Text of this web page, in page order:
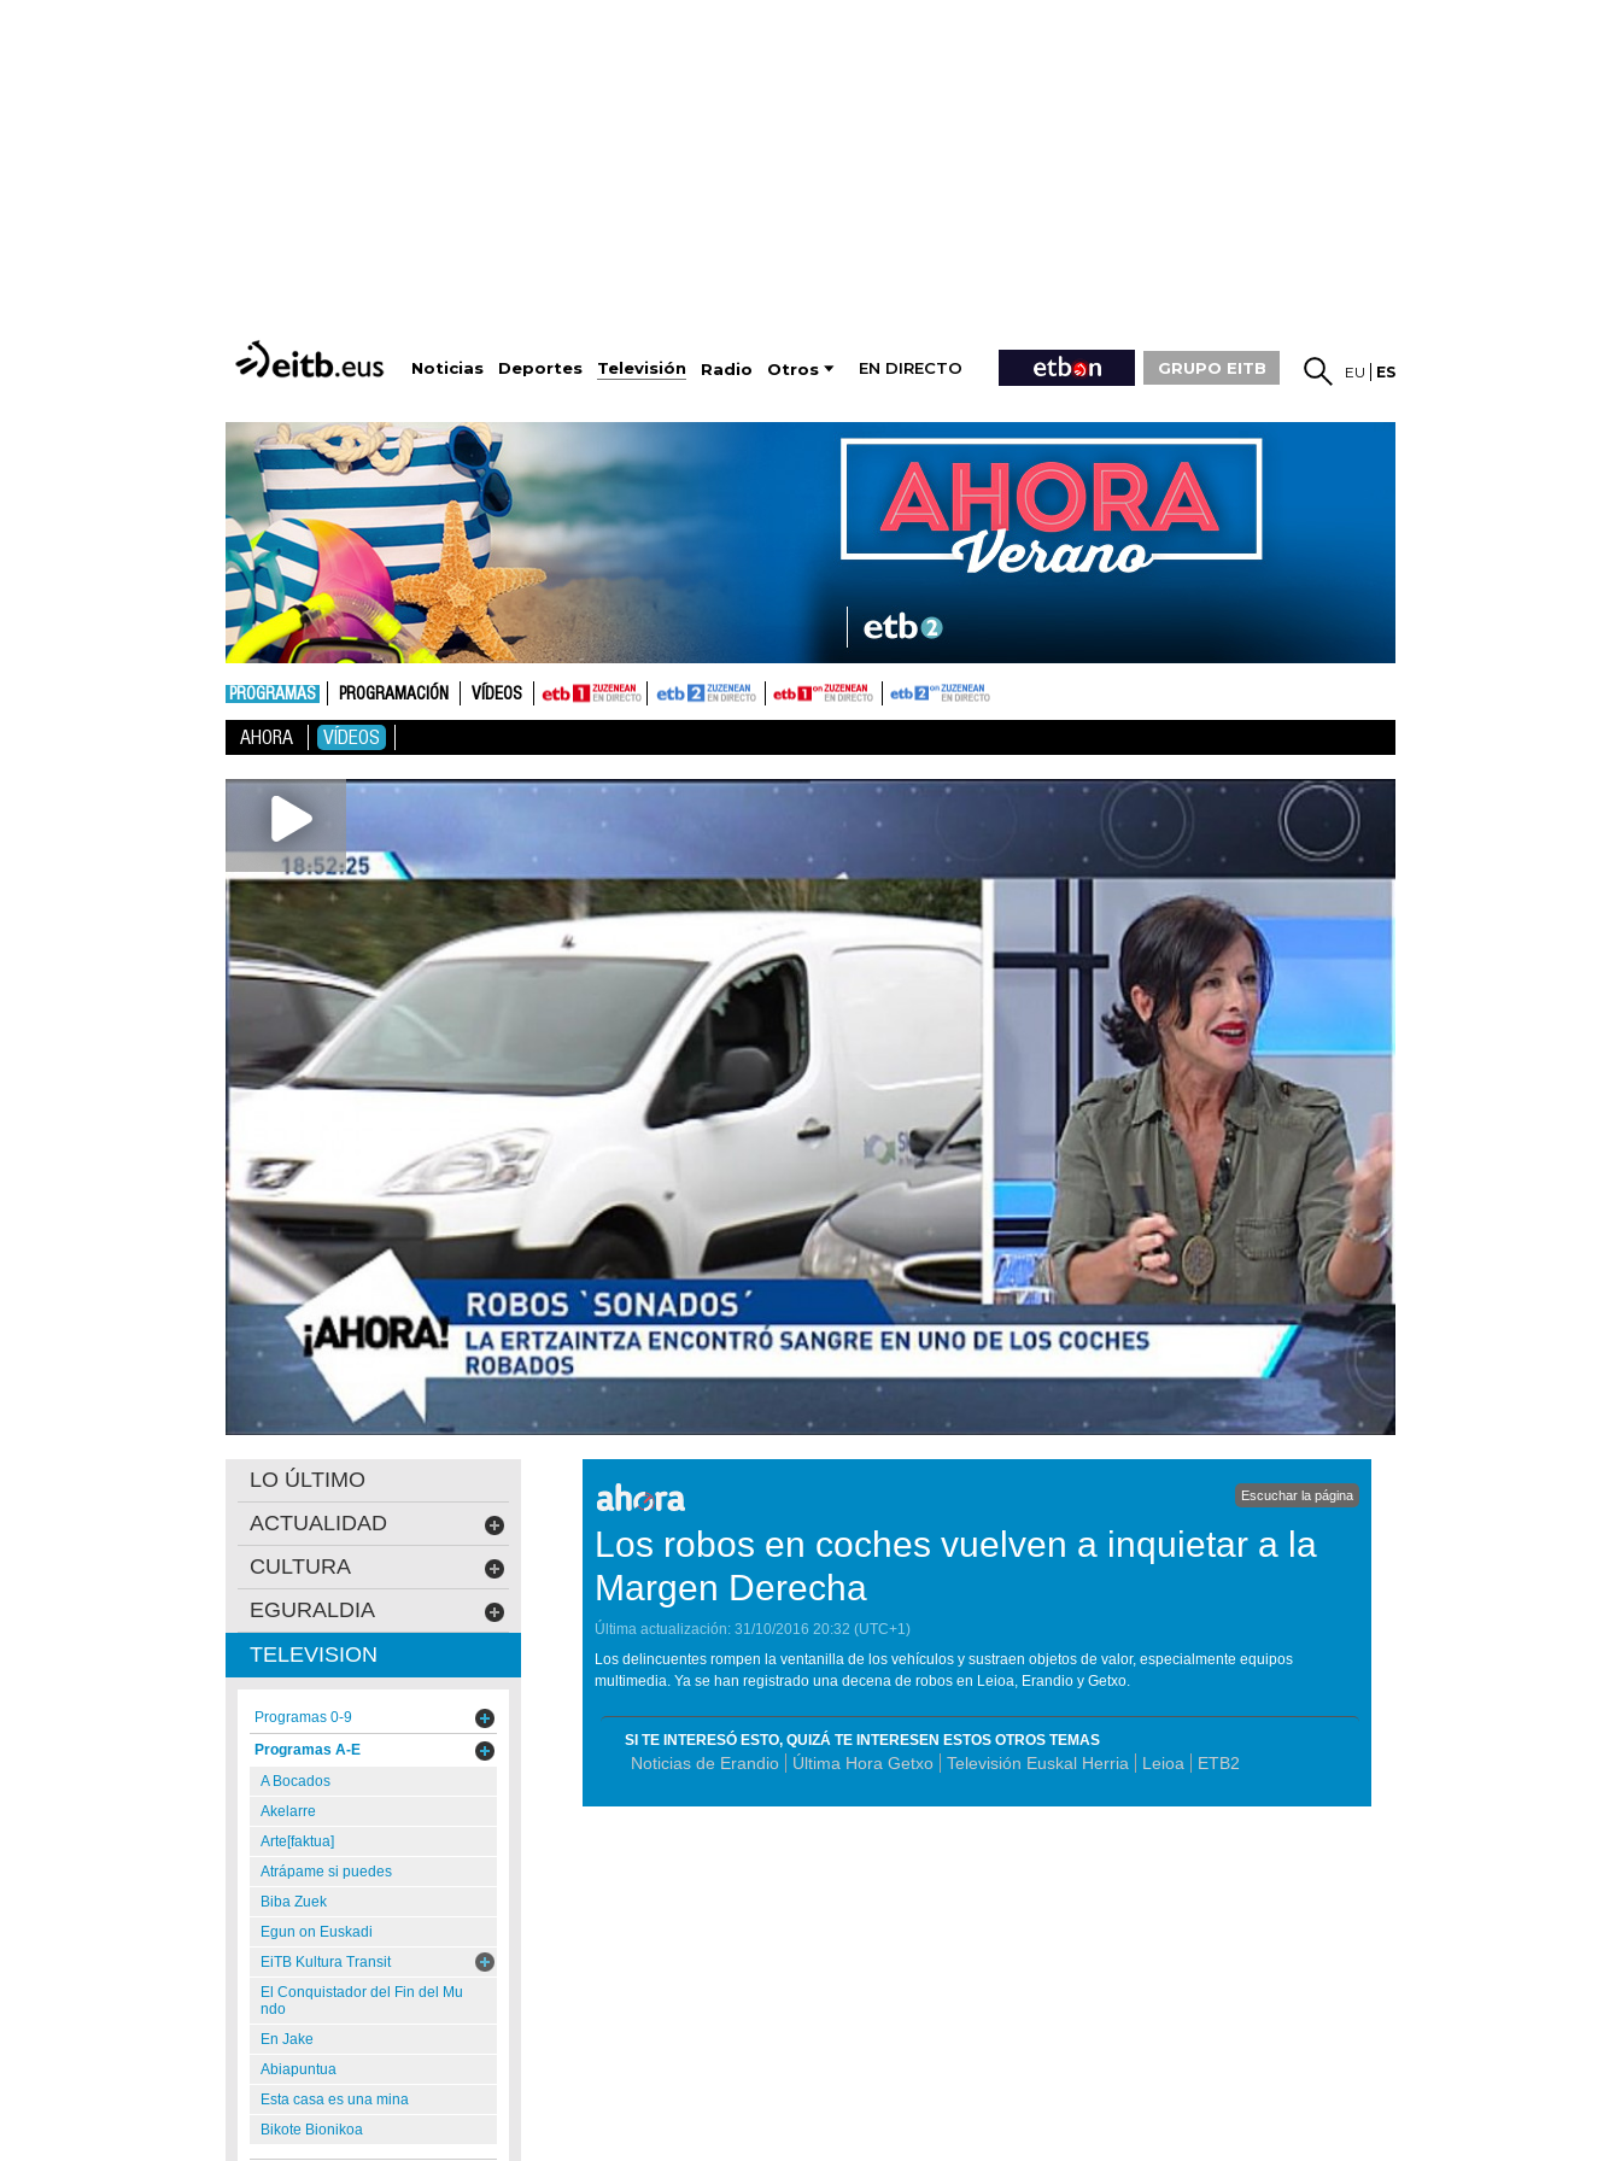
Noticias Deportes Televisión Radio Otros EN DIRECTO GRUPO EITB EU ES
PROGRAMAS PROGRAMACIÓN VÍDEOS
AHORA VÍDEOS
Escuchar la página
Los robos en coches vuelven a inquietar a la
Margen Derecha
Última actualización: 31/10/2016 20:32 (UTC+1)
Los delincuentes rompen la ventanilla de los vehículos y sustraen objetos de valor, especialmente equipos
multimedia. Ya se han registrado una decena de robos en Leioa, Erandio y Getxo.
SI TE INTERESÓ ESTO, QUIZÁ TE INTERESEN ESTOS OTROS TEMAS
Noticias de Erandio Última Hora Getxo Televisión Euskal Herria Leioa ETB2
LO ÚLTIMO
ACTUALIDAD
CULTURA
EGURALDIA
TELEVISION
Programas 0-9
Programas A-E
A Bocados
Akelarre
Arte[faktua]
Atrápame si puedes
Biba Zuek
Egun on Euskadi
EiTB Kultura Transit
El Conquistador del Fin del Mu
ndo
En Jake
Abiapuntua
Esta casa es una mina
Bikote Bionikoa